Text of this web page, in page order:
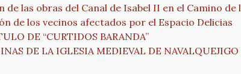
las obras del Canal de Isabel II en el Camino de
de los vecinos afectados por el Espacio Delicias
DE “CURTIDOS BARANDA”
DE LA IGLESIA MEDIEVAL DE NAVALQUEJIGO